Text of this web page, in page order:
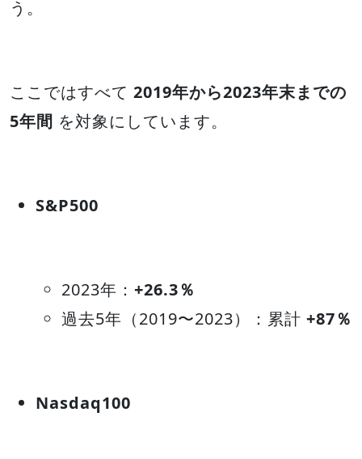
う。
ここではすべて 2019年から2023年末までの
5年間 を対象にしています。
S&P500
2023年： +26.3％
過去5年（2019〜2023）：累計 +87％
Nasdaq100